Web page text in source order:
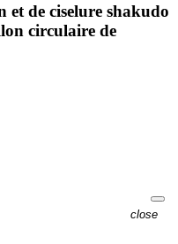
de ciselure shakudo
circulaire de
close